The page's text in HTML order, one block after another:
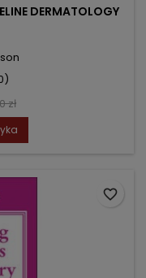
DERMATOLOGY
zł
favorite_border